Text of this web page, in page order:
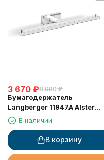
3 670 ₽8 080 ₽
Бумагодержатель
Langberger 11947A Alster
двойной
В наличии
В корзину